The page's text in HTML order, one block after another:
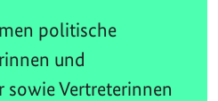
politische
und
sowie Vertreterinnen